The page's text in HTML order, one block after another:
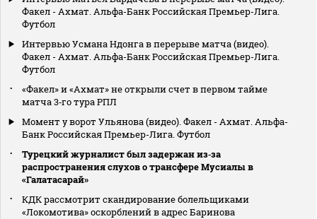
Факел - Ахмат. Альфа-Банк Российская Премьер-Лига.
Футбол
Интервью Усмана Ндонга в перерыве матча (видео).
Факел - Ахмат. Альфа-Банк Российская Премьер-Лига.
Футбол
«Факел» и «Ахмат» не открыли счет в первом тайме
матча 3‑го тура РПЛ
Момент у ворот Ульянова (видео). Факел - Ахмат. Альфа-
Банк Российская Премьер-Лига. Футбол
Турецкий журналист был задержан из‑за
распространения слухов о трансфере Мусиалы в
«Галатасарай»
КДК рассмотрит скандирование болельщиками
«Локомотива» оскорблений в адрес Баринова